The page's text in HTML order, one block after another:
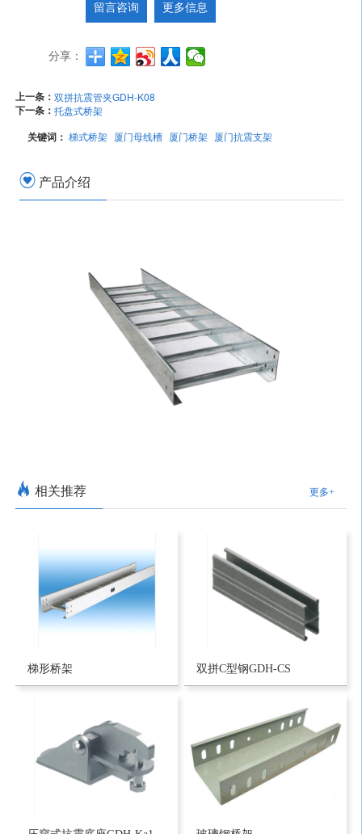
留言咨询 更多信息
分享：
上一条：双拼抗震管夹GDH-K08
下一条：托盘式桥架
关键词：梯式桥架 厦门母线槽 厦门桥架 厦门抗震支架
产品介绍
相关推荐 更多+
梯形桥架 双拼C型钢GDH-CS